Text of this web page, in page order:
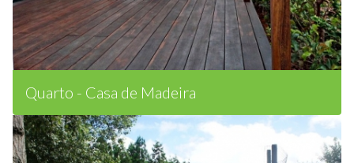
Quarto - Casa de Madeira